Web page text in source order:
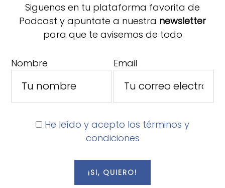
Siguenos en tu plataforma favorita de
Podcast y apuntate a nuestra newsletter
para que te avisemos de todo
Nombre Email
He leído y acepto los términos y
condiciones